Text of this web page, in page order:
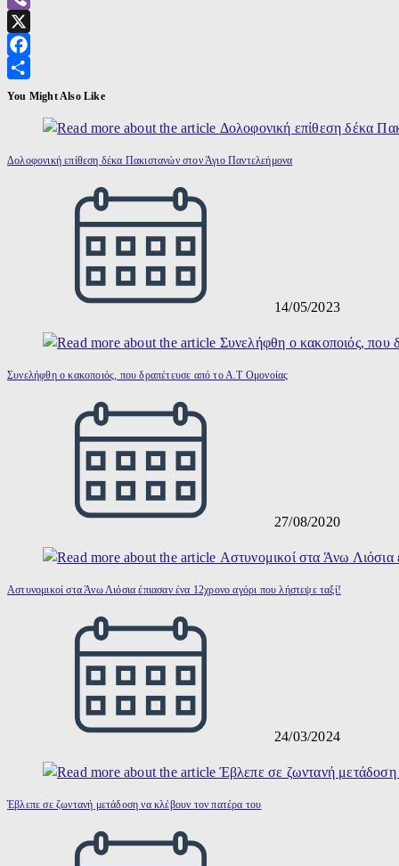
Viber
X
Facebook
Μοιραστείτε
You Might Also Like
Δολοφονική επίθεση δέκα Πακιστανών στον Άγιο Παντελεήμονα
14/05/2023
Συνελήφθη ο κακοποιός, που δραπέτευσε από το Α.Τ Ομονοίας
27/08/2020
Αστυνομικοί στα Άνω Λιόσια έπιασαν ένα 12χρονο αγόρι που λήστεψε ταξί!
24/03/2024
Έβλεπε σε ζωντανή μετάδοση να κλέβουν τον πατέρα του